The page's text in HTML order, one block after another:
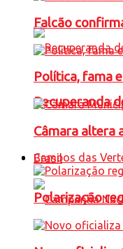
Recuperanda
Campos das
Falcão
Política, fama
Câmara altera
Brasil
Polarização